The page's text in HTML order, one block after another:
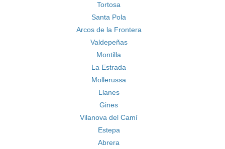
Tortosa
Santa Pola
Arcos de la Frontera
Valdepeñas
Montilla
La Estrada
Mollerussa
Llanes
Gines
Vilanova del Camí
Estepa
Abrera